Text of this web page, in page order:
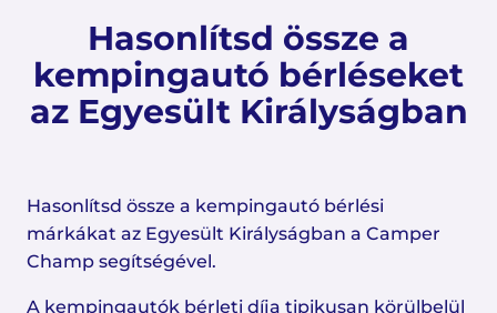
Hasonlítsd össze a
kempingautó bérléseket
az Egyesült Királyságban
Hasonlítsd össze a kempingautó bérlési
márkákat az Egyesült Királyságban a Camper
Champ segítségével.
A kempingautók bérleti díja tipikusan körülbelül